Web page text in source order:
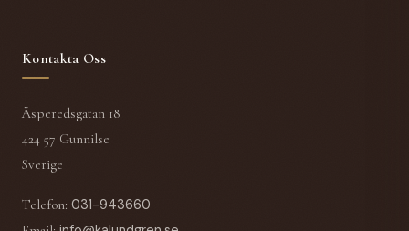
Kontakta Oss
Äsperedsgatan 18
424 57 Gunnilse
Sverige
Telefon: 031-943660